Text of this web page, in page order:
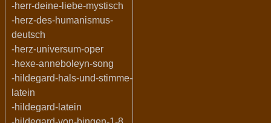
-herr-deine-liebe-mystisch
-herz-des-humanismus-
deutsch
-herz-universum-oper
-hexe-anneboleyn-song
-hildegard-hals-und-stimme-
latein
-hildegard-latein